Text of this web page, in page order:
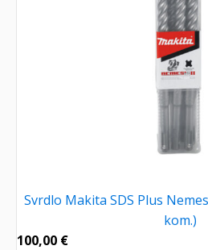
Svrdlo Makita SDS Plus
kom.)
100,00 €